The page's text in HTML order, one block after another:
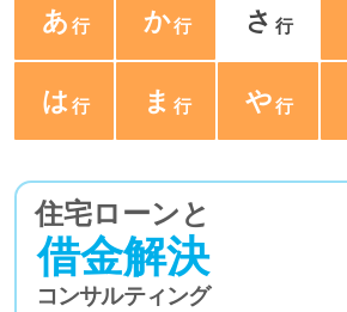
あ か さ
は ま や
住宅ローンと
借金解決
コンサルティング